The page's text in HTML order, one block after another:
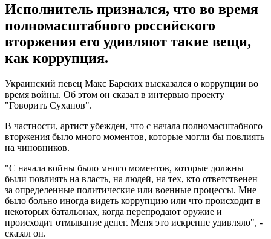
Исполнитель признался, что во время
полномасштабного российского
вторжения его удивляют такие вещи,
как коррупция.
Украинский певец Макс Барских высказался о коррупции во
время войны. Об этом он сказал в интервью проекту
"Говорить Суханов".
В частности, артист убежден, что с начала полномасштабного
вторжения было много моментов, которые могли бы повлиять
на чиновников.
"С начала войны было много моментов, которые должны
были повлиять на власть, на людей, на тех, кто ответственен
за определенные политические или военные процессы. Мне
было больно иногда видеть коррупцию или что происходит в
некоторых батальонах, когда перепродают оружие и
происходит отмывание денег. Меня это искренне удивляло", -
сказал он.